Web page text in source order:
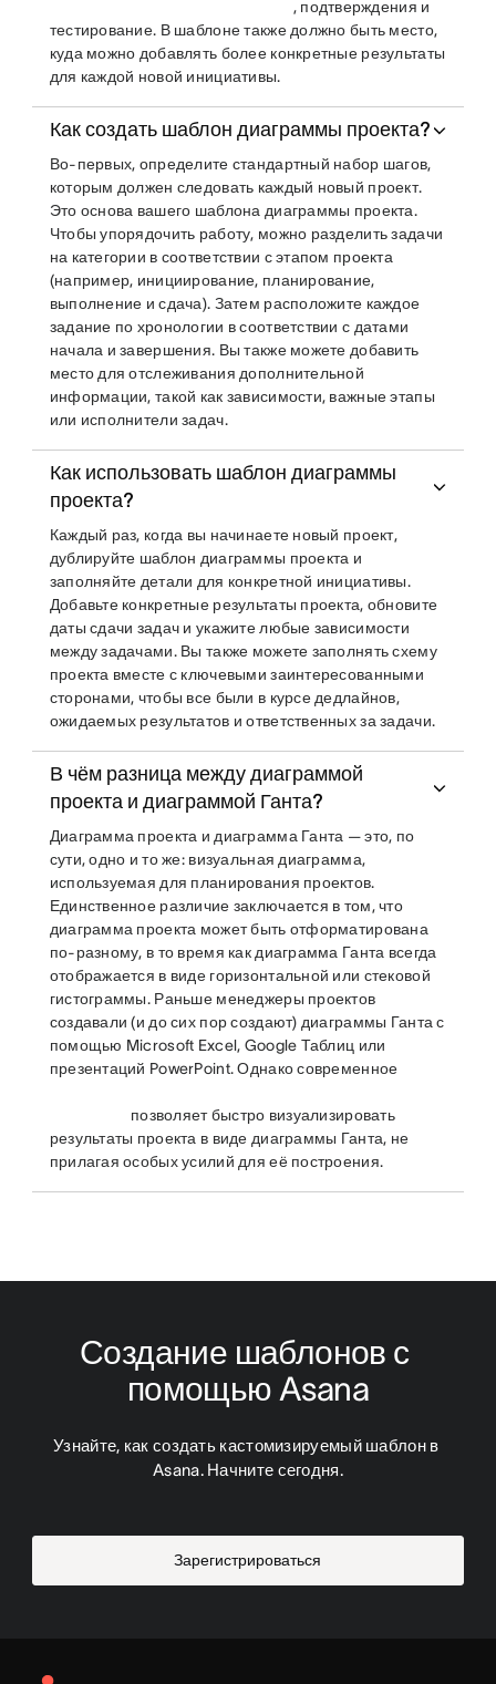
, подтверждения и
тестирование. В шаблоне также должно быть место,
куда можно добавлять более конкретные результаты
для каждой новой инициативы.
Как создать шаблон диаграммы проекта?
Во-первых, определите стандартный набор шагов,
которым должен следовать каждый новый проект.
Это основа вашего шаблона диаграммы проекта.
Чтобы упорядочить работу, можно разделить задачи
на категории в соответствии с этапом проекта
(например, инициирование, планирование,
выполнение и сдача). Затем расположите каждое
задание по хронологии в соответствии с датами
начала и завершения. Вы также можете добавить
место для отслеживания дополнительной
информации, такой как зависимости, важные этапы
или исполнители задач.
Как использовать шаблон диаграммы
проекта?
Каждый раз, когда вы начинаете новый проект,
дублируйте шаблон диаграммы проекта и
заполняйте детали для конкретной инициативы.
Добавьте конкретные результаты проекта, обновите
даты сдачи задач и укажите любые зависимости
между задачами. Вы также можете заполнять схему
проекта вместе с ключевыми заинтересованными
сторонами, чтобы все были в курсе дедлайнов,
ожидаемых результатов и ответственных за задачи.
В чём разница между диаграммой
проекта и диаграммой Ганта?
Диаграмма проекта и диаграмма Ганта — это, по
сути, одно и то же: визуальная диаграмма,
используемая для планирования проектов.
Единственное различие заключается в том, что
диаграмма проекта может быть отформатирована
по-разному, в то время как диаграмма Ганта всегда
отображается в виде горизонтальной или стековой
гистограммы. Раньше менеджеры проектов
создавали (и до сих пор создают) диаграммы Ганта с
помощью Microsoft Excel, Google Таблиц или
презентаций PowerPoint. Однако современное
позволяет быстро визуализировать
результаты проекта в виде диаграммы Ганта, не
прилагая особых усилий для её построения.
Создание шаблонов с
помощью Asana
Узнайте, как создать кастомизируемый шаблон в
Asana. Начните сегодня.
Зарегистрироваться